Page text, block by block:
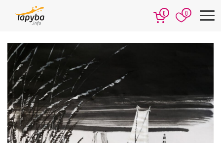
0 0